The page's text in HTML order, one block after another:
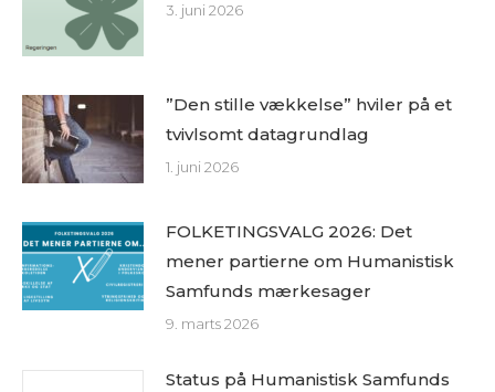
3. juni 2026
”Den stille vækkelse” hviler på et
tvivlsomt datagrundlag
1. juni 2026
FOLKETINGSVALG 2026: Det
mener partierne om Humanistisk
Samfunds mærkesager
9. marts 2026
Status på Humanistisk Samfunds